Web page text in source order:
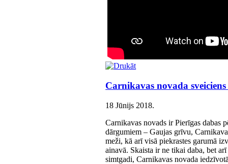
Carnikavas novada
18 Jūnijs 2018.
Carnikavas novads ir Pierīgas dabas
dārgumiem – Gaujas grīvu,
meži, kā arī visā piekrastes garumā
ainavā. Skaista ir ne tikai daba, bet
simtgadi, Carnikavas novada